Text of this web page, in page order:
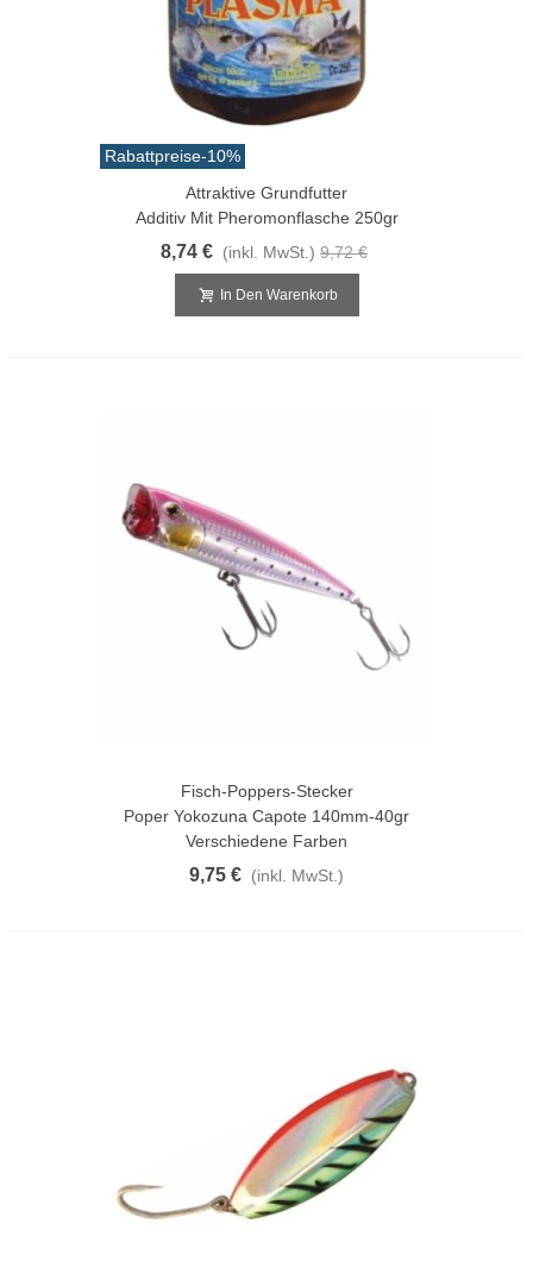
Rabattpreise-10%
Attraktive Grundfutter
Additiv Mit Pheromonflasche 250gr
8,74 € (inkl. MwSt.) 9,72 €
In Den Warenkorb
Fisch-Poppers-Stecker
Poper Yokozuna Capote 140mm-40gr
Verschiedene Farben
9,75 € (inkl. MwSt.)